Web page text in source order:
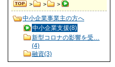
> > >
中小企業事業主の方へ
中小企業支援(8)
新型コロナの影響を受…
(4)
融資(3)